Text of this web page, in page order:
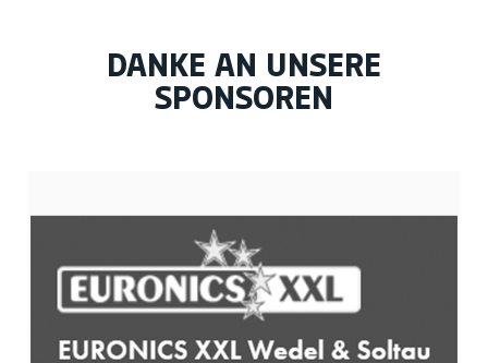
DANKE AN UNSERE
SPONSOREN